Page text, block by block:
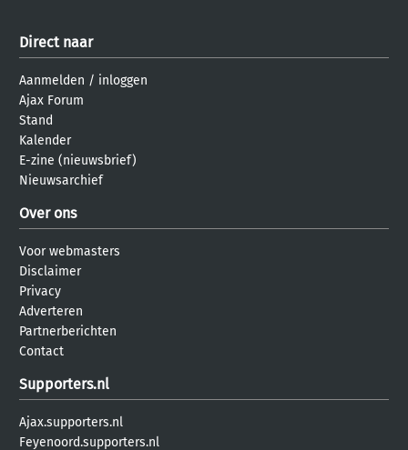
Direct naar
Aanmelden / inloggen
Ajax Forum
Stand
Kalender
E-zine (nieuwsbrief)
Nieuwsarchief
Over ons
Voor webmasters
Disclaimer
Privacy
Adverteren
Partnerberichten
Contact
Supporters.nl
Ajax.supporters.nl
Feyenoord.supporters.nl